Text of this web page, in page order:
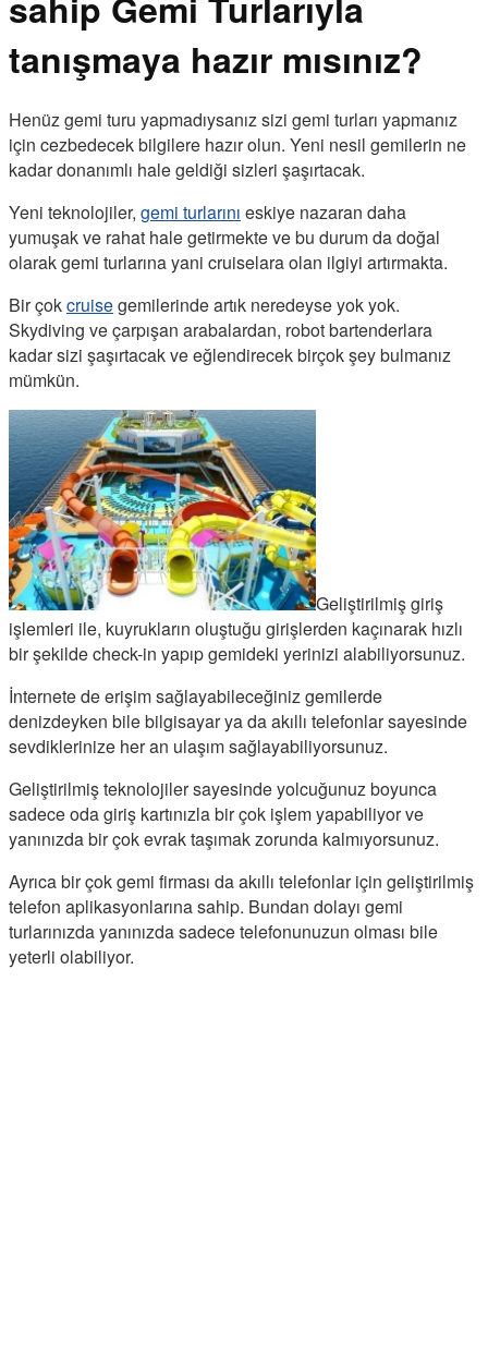
tanışmaya hazır mısınız?
Henüz gemi turu yapmadıysanız sizi gemi turları yapmanız
için cezbedecek bilgilere hazır olun. Yeni nesil gemilerin ne
kadar donanımlı hale geldiği sizleri şaşırtacak.
Yeni teknolojiler, gemi turlarını eskiye nazaran daha
yumuşak ve rahat hale getirmekte ve bu durum da doğal
olarak gemi turlarına yani cruiselara olan ilgiyi artırmakta.
Bir çokcruisegemilerinde artık neredeyse yok yok.
Skydiving ve çarpışan arabalardan, robot bartenderlara
kadar sizi şaşırtacak ve eğlendirecek birçok şey bulmanız
mümkün.
Geliştirilmiş giriş
işlemleri ile, kuyrukların oluştuğu girişlerden kaçınarak hızlı
bir şekilde check-in yapıp gemideki yerinizi alabiliyorsunuz.
İnternete de erişim sağlayabileceğiniz gemilerde
denizdeyken bile bilgisayar ya da akıllı telefonlar sayesinde
sevdiklerinize her an ulaşım sağlayabiliyorsunuz.
Geliştirilmiş teknolojiler sayesinde yolcuğunuz boyunca
sadece oda giriş kartınızla bir çok işlem yapabiliyor ve
yanınızda bir çok evrak taşımak zorunda kalmıyorsunuz.
Ayrıca bir çok gemi firması da akıllı telefonlar için geliştirilmiş
telefon aplikasyonlarına sahip. Bundan dolayı gemi
turlarınızda yanınızda sadece telefonunuzun olması bile
yeterli olabiliyor.